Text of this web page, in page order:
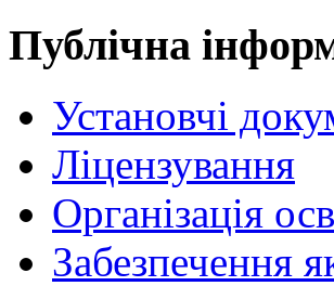
Публічна
Установчі
Ліцензування
Організація
Забезпечення